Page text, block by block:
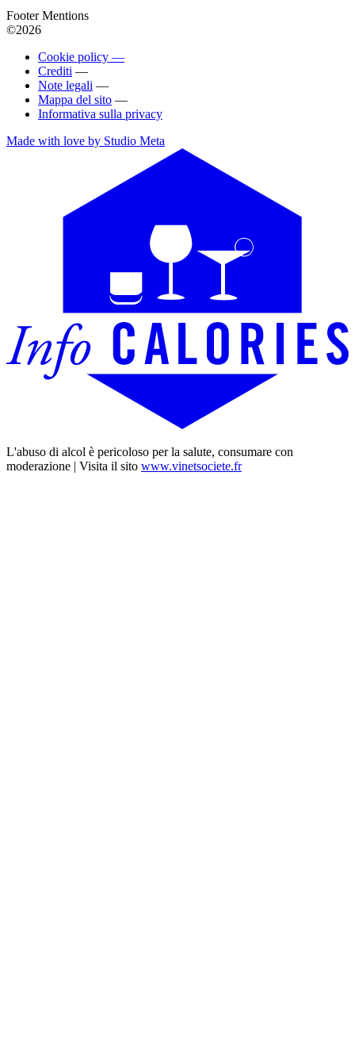
Footer Mentions
©2026
Cookie policy —
Crediti —
Note legali —
Mappa del sito —
Informativa sulla privacy
Made with love by Studio Meta
L'abuso di alcol è pericoloso per la salute, consumare con
moderazione | Visita il sito www.vinetsociete.fr